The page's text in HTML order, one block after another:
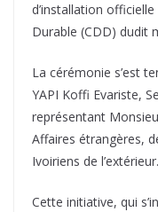
d’installation
Durable (CDD) dudit
La cérémonie s’est
YAPI Koffi Evariste,
représentant
Affaires étrangères,
Ivoiriens de l’extérieur.
Cette initiative, qui